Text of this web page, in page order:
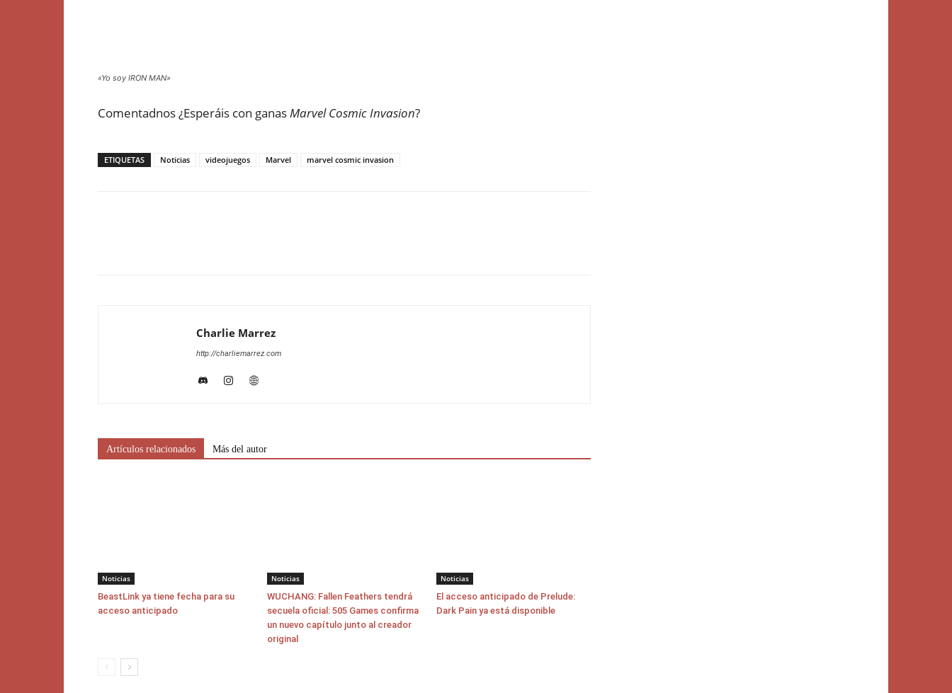
«Yo soy IRON MAN»
Comentadnos ¿Esperáis con ganasMarvel Cosmic Invasion?
ETIQUETAS Noticias videojuegos Marvel marvel cosmic invasion
Charlie Marrez
http://charliemarrez.com
Artículos relacionados Más del autor
Noticias
BeastLink ya tiene fecha para su
acceso anticipado
Noticias
WUCHANG: Fallen Feathers tendrá
secuela oficial: 505 Games confirma
un nuevo capítulo junto al creador
original
Noticias
El acceso anticipado de Prelude:
Dark Pain ya está disponible